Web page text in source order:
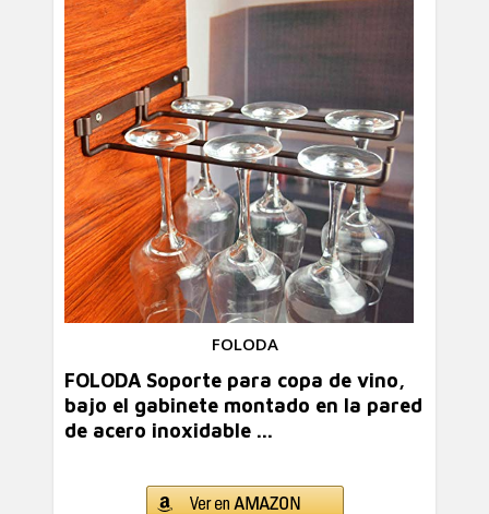
FOLODA
FOLODA Soporte para copa de vino,
bajo el gabinete montado en la pared
de acero inoxidable ...